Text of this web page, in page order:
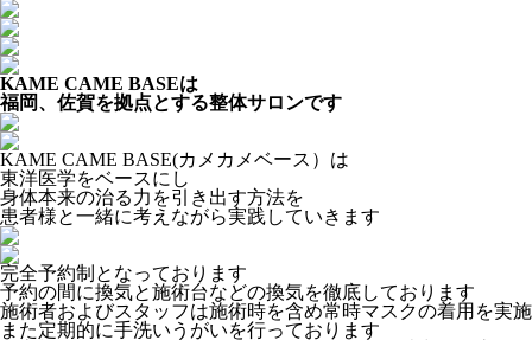
KAME CAME BASEは
福岡、佐賀を拠点とする整体サロンです
KAME CAME BASE(カメカメベース）は
東洋医学をベースにし
身体本来の治る力を引き出す方法を
患者様と一緒に考えながら実践していきます
完全予約制となっております
予約の間に換気と施術台などの換気を徹底しております
施術者およびスタッフは施術時を含め常時マスクの着用を実
また定期的に手洗いうがいを行っております